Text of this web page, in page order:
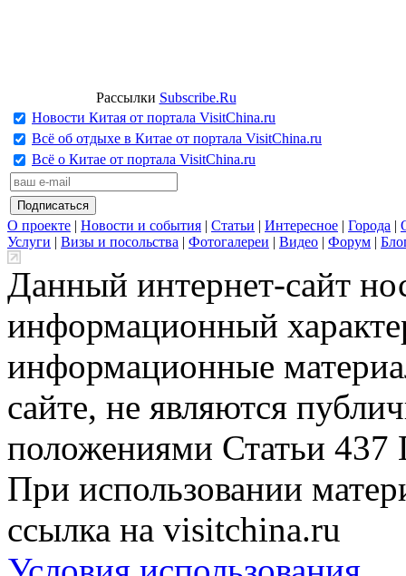
Рассылки Subscribe.Ru
Новости Китая от портала VisitChina.ru
Всё об отдыхе в Китае от портала VisitChina.ru
Всё о Китае от портала VisitChina.ru
О проекте | Новости и события | Статьи | Интересное | Города |
Услуги | Визы и посольства | Фотогалереи | Видео | Форум |
Данный интернет-сайт
информационный
информационные
сайте, не являются
положениями Статьи 437
При использовании
ссылка на visitchina.ru